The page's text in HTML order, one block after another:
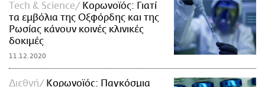
Τech & Science
Κορωνοϊός: Γιατί
τα εμβόλια της Οξφόρδης και της
Ρωσίας κάνουν κοινές κλινικές
δοκιμές
11.12.2020
Διεθνή
Κορωνοϊός: Παγκόσμια